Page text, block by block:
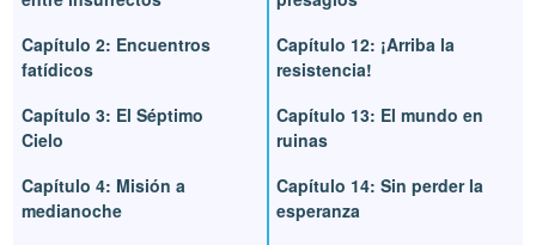
Capítulo 2: Encuentros
fatídicos
Capítulo 3: El Séptimo
Cielo
Capítulo 4: Misión a
medianoche
Capítulo 12: ¡Arriba la
resistencia!
Capítulo 13: El mundo en
ruinas
Capítulo 14: Sin perder la
esperanza